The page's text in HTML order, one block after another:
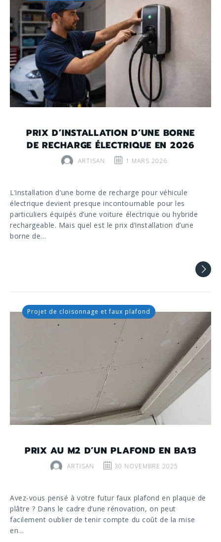
PRIX D’INSTALLATION D’UNE BORNE
DE RECHARGE ÉLECTRIQUE EN 2026
ARTISAN 1 MARS 2026
L’installation d’une borne de recharge pour véhicule
électrique devient presque incontournable pour les
particuliers équipés d’une voiture électrique ou hybride
rechargeable. Mais quel est le prix d’installation d’une
borne de…
PRIX AU M2 D’UN PLAFOND EN BA13
ARTISAN 30 NOVEMBRE 2025
Projet de cloisonnage et faux plafond
Avez-vous pensé à votre futur faux plafond en plaque de
plâtre ? Dans le cadre d’une rénovation, on peut
facilement oublier de tenir compte du coût de la mise
en…